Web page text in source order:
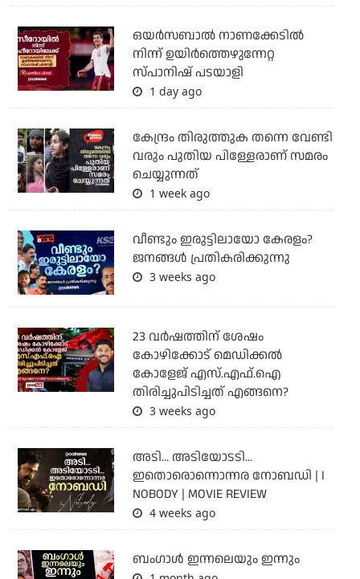
ഒയര്‍സബാൽ നാണക്കേടിൽ
നിന്ന് ഉയിർത്തെഴുന്നേറ്റ
സ്പാനിഷ് പടയാളി
1 day ago
കേന്ദ്രം തിരുത്തുക തന്നെ വേണ്ടി
വരും പുതിയ പിള്ളേരാണ് സമരം
ചെയ്യുന്നത്
1 week ago
വീണ്ടും ഇരുട്ടിലായോ കേരളം?
ജനങ്ങൾ പ്രതികരിക്കുന്നു
3 weeks ago
23 വർഷത്തിന് ശേഷം
കോഴിക്കോട് മെഡിക്കൽ
കോളേജ് എസ്.എഫ്.ഐ
തിരിച്ചുപിടിച്ചത് എങ്ങനെ?
3 weeks ago
അടി... അടിയോടടി...
ഇതൊരൊന്നൊന്നര നോബഡി | I
NOBODY | MOVIE REVIEW
4 weeks ago
ബംഗാള്‍ ഇന്നലെയും ഇന്നും